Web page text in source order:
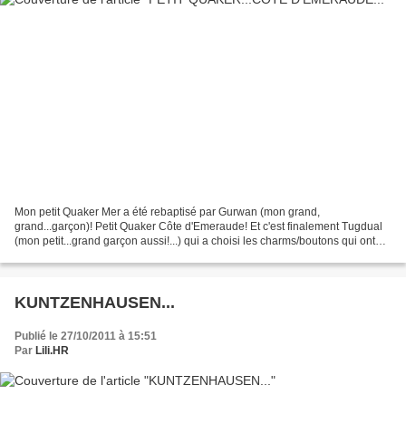
Mon petit Quaker Mer a été rebaptisé par Gurwan (mon grand,
grand...garçon)! Petit Quaker Côte d'Emeraude! Et c'est finalement Tugdual
(mon petit...grand garçon aussi!...) qui a choisi les charms/boutons qui ont
KUNTZENHAUSEN...
Publié le 27/10/2011 à 15:51
Par Lili.HR